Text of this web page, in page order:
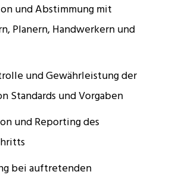
und Abstimmung mit
Planern, Handwerkern und
und Gewährleistung der
Standards und Vorgaben
und Reporting des
bei auftretenden